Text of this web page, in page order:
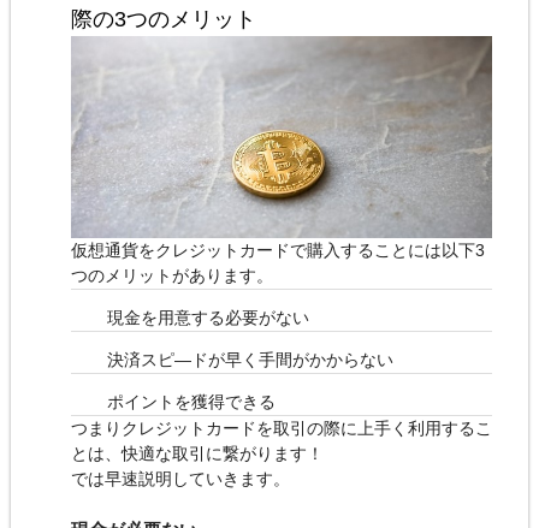
際の3つのメリット
仮想通貨をクレジットカードで購入することには以下3
つのメリットがあります。
現金を用意する必要がない
決済スピ―ドが早く手間がかからない
ポイントを獲得できる
つまりクレジットカードを取引の際に上手く利用するこ
とは、快適な取引に繋がります！
では早速説明していきます。